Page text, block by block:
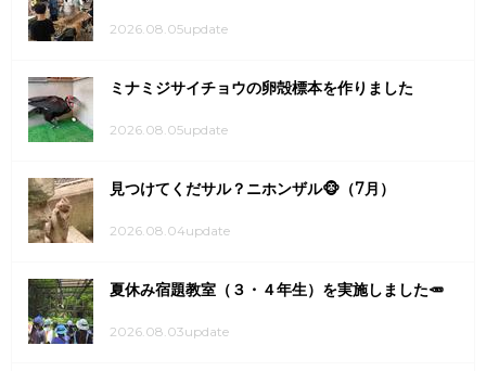
2026.08.05update
ミナミジサイチョウの卵殻標本を作りました
2026.08.05update
見つけてくだサル？ニホンザル🐵（7月）
2026.08.04update
夏休み宿題教室（３・４年生）を実施しました🥕
2026.08.03update